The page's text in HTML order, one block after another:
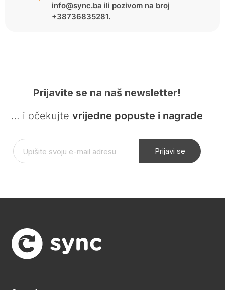
info@sync.ba ili pozivom na broj
+38736835281.
Prijavite se na naš newsletter!
… i očekujte vrijedne popuste i nagrade
Prijavi se